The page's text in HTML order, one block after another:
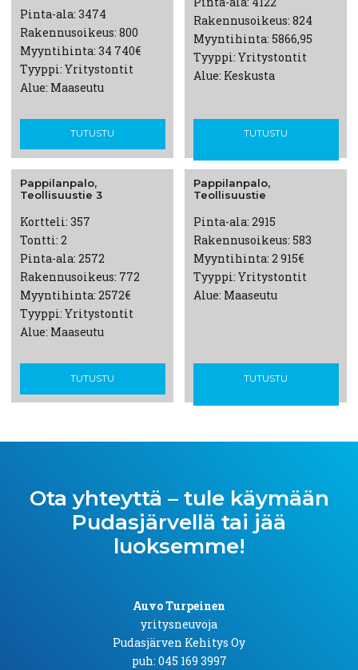
Pinta-ala: 3474
Rakennusoikeus: 800
Myyntihinta: 34 740€
Tyyppi: Yritystontit
Alue: Maaseutu
TUTUSTU
Rakennusoikeus: 824
Myyntihinta: 5866,95
Tyyppi: Yritystontit
Alue: Keskusta
TUTUSTU
Pappilanpalo,
Teollisuustie 3
Kortteli: 357
Tontti: 2
Pinta-ala: 2572
Rakennusoikeus: 772
Myyntihinta: 2572€
Tyyppi: Yritystontit
Alue: Maaseutu
TUTUSTU
Pappilanpalo,
Teollisuustie
Pinta-ala: 2915
Rakennusoikeus: 583
Myyntihinta: 2 915€
Tyyppi: Yritystontit
Alue: Maaseutu
TUTUSTU
Ota yhteyttä – tule käymään
Pudasjärvellä tai jää
luoksemme!
Auvo Turpeinen
yritysneuvoja
Pudasjärven Kehitys Oy
puh: 045 169 3997